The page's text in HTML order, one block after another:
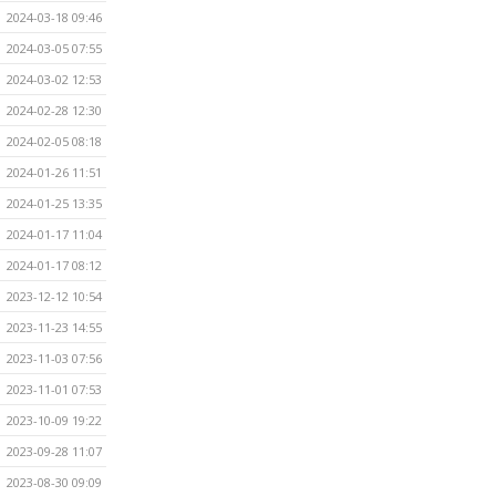
2024-03-18 09:46
2024-03-05 07:55
2024-03-02 12:53
2024-02-28 12:30
2024-02-05 08:18
2024-01-26 11:51
2024-01-25 13:35
2024-01-17 11:04
2024-01-17 08:12
2023-12-12 10:54
2023-11-23 14:55
2023-11-03 07:56
2023-11-01 07:53
2023-10-09 19:22
2023-09-28 11:07
2023-08-30 09:09